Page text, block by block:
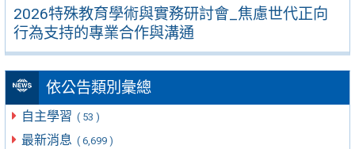
2026特殊教育學術與實務研討會_焦慮世代正向
行為支持的專業合作與溝通
依公告類別彙總
自主學習 ( 53 )
最新消息 ( 6,699 )